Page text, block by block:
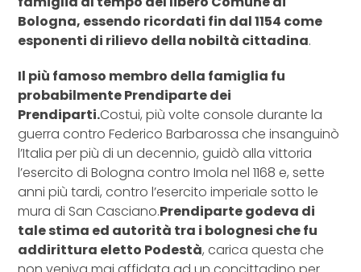
Bologna, essendo ricordati fin dal 1154 come
esponenti di rilievo della nobiltà cittadina.
Il più famoso membro della famiglia fu
probabilmente Prendiparte dei
Prendiparti.Costui, più volte console durante la
guerra contro Federico Barbarossa che insanguinò
l’Italia per più di un decennio, guidò alla vittoria
l’esercito di Bologna contro Imola nel 1168 e, sette
anni più tardi, contro l’esercito imperiale sotto le
mura di San Casciano.Prendiparte godeva di
tale stima ed autorità tra i bolognesi che fu
addirittura eletto Podestà, carica questa che